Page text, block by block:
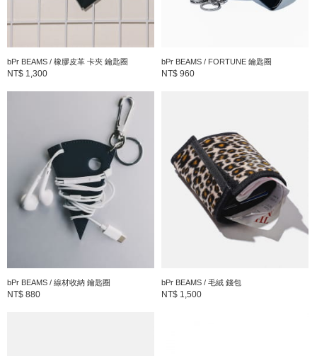
性別 ： MEN
流行雜貨
FREE
聚酯纖維100%
產地 ： 中國製造
： 33-41-0004-678
bPr BEAMS / 橡膠皮革 卡夾 鑰匙圈
NT$ 1,300
bPr BEAMS / FORTUNE 鑰匙圈
NT$ 960
bPr BEAMS / 線材收納 鑰匙圈
NT$ 880
bPr BEAMS / 毛絨 錢包
NT$ 1,500